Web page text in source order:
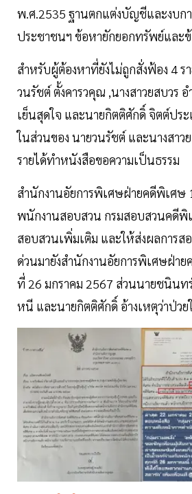
พ.ศ.2535 ฐานตกแต่งบัญชีและงบกา
ประชาชนฯ ข้อหายักยอกทรัพย์และ
สำหรับผู้ต้องหาที่ยังไม่ถูกสั่งฟ้อง 4 ร
วนรัชต์ ตั้งคารวคุณ ,นางสาวยสบวร
เย็นสุดใจ และนายกิตติศักดิ์ จิตต์ประ
ในส่วนของ นายวนรัชต์ และนางสาว
รายได้ทำหนังสือขอความเป็นธรรม
สำนักงานอัยการพิเศษฝ่ายคดีพิเศษ
พนักงานสอบสวน กรมสอบสวนคดีพิ
สอบสวนเพิ่มเติม และให้ส่งผลการส
ด่วนมายังสำนักงานอัยการพิเศษฝ่า
ที่ 26 มกราคม 2567 ส่วนนายชนินท
หนี และนายกิตติศักดิ์ อ้างเหตุว่าป่วย